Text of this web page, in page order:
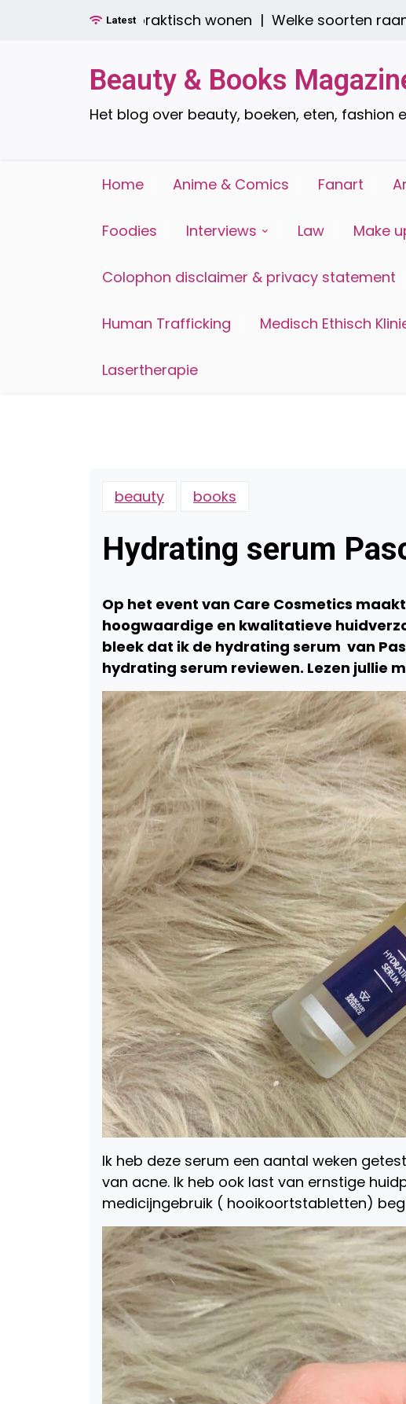
Latest
én praktisch wonen |Welke soorten raamdecoratie
Beauty & Books
Het blog over beauty, boeken, eten, fashion
Home Anime & Comics Fanart
Foodies Interviews Law Make
Colophon disclaimer & privacy statement
Human Trafficking Medisch Ethisch
Lasertherapie
beauty books
Hydrating serum
Op het event van Care Cosmetics
hoogwaardige en kwalitatieve
bleek dat ik de hydrating serum van
hydrating serum reviewen. Lezen jullie
Ik heb deze serum een aantal weken
van acne. Ik heb ook last van ernstige
medicijngebruik ( hooikoortstabletten)